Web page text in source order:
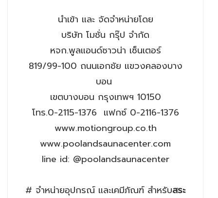
นำเข้า และ จัดจำหน่ายโดย
บริษัท โมชั่น กรุ๊ป จำกัด
หจก.พูลแอนด์ซาวน่า เซ็นเตอร์
819/99-100 ถนนเอกชัย แขวงคลองบาง
บอน
เขตบางบอน กรุงเทพฯ 10150
โทร.0-2115-1376 แฟกซ์ 0-2116-1376
www.motiongroup.co.th
www.poolandsaunacenter.com
line id: @poolandsaunacenter
# จำหน่ายอุปกรณ์ และเคมีภัณฑ์ สำหรับสระ